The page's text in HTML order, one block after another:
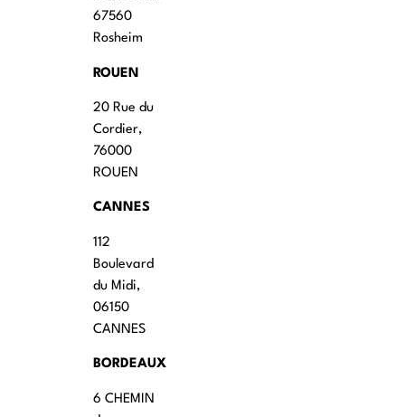
67560
Rosheim
ROUEN
20 Rue du
Cordier,
76000
ROUEN
CANNES
112
Boulevard
du Midi,
06150
CANNES
BORDEAUX
6 CHEMIN